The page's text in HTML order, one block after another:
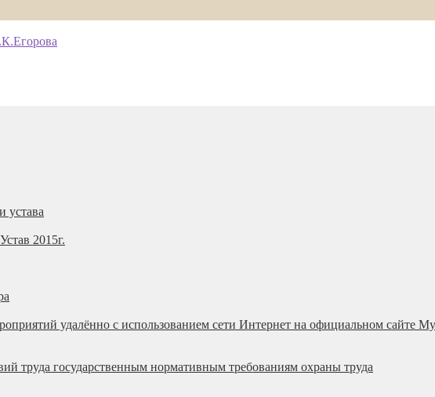
устава
2015г.
удалённо с использованием сети Интернет на официальном сайте
труда государственным нормативным требованиям охраны труда